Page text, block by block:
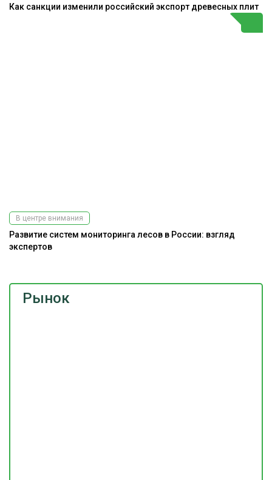
Рынок
Как санкции изменили российский экспорт древесных плит
В центре внимания
Развитие систем мониторинга лесов в России: взгляд
экспертов